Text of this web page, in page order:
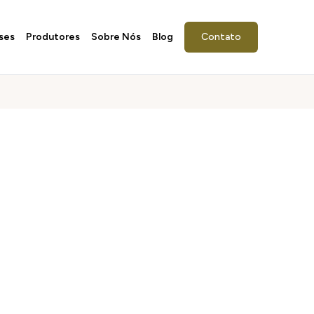
Produtores Sobre Nós Blog Contato